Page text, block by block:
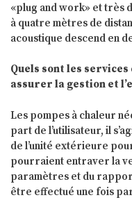
«plug and work» et très
à quatre mètres de
acoustique descend en
Quels sont les
assurer la gestion et
Les pompes à chaleur
part de l’utilisateur, il
de l’unité extérieure
pourraient entraver la
paramètres et du
être effectué une fois